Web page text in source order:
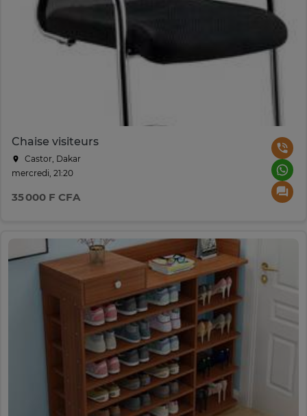
Chaise visiteurs
Castor, Dakar
mercredi, 21:20
35 000 F CFA